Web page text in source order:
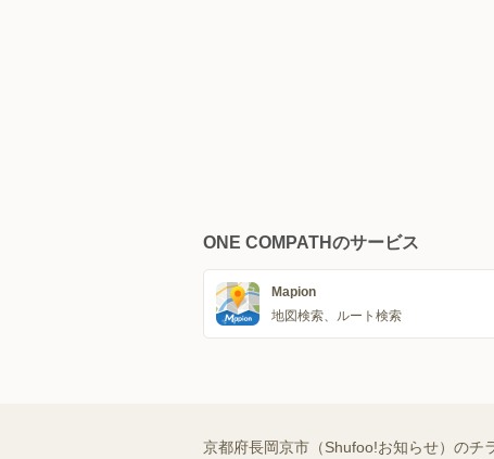
ONE COMPATHのサービス
Mapion
地図検索、ルート検索
京都府長岡京市（Shufoo!お知らせ）のチ